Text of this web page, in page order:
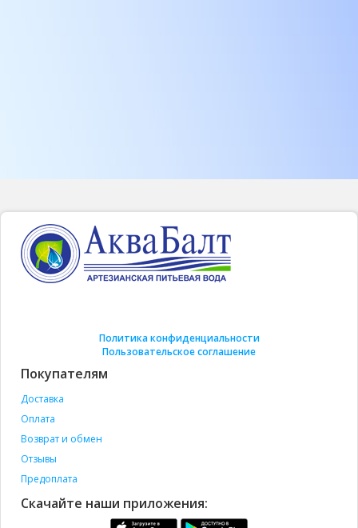
Политика конфиденциальности
Пользовательское соглашение
Покупателям
Доставка
Оплата
Возврат и обмен
Отзывы
Предоплата
Скачайте наши приложения: